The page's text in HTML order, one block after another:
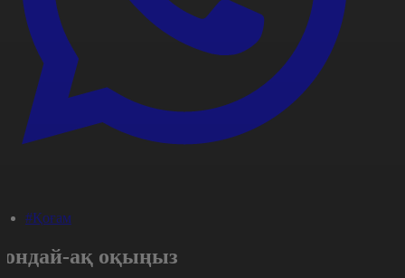
#Қоғам
ақ оқыңыз